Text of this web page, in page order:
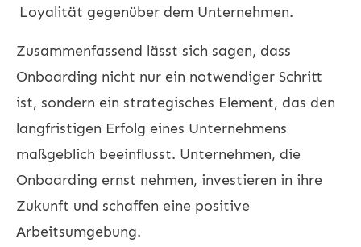
Loyalität gegenüber dem Unternehmen.
Zusammenfassend lässt sich sagen, dass
Onboarding nicht nur ein notwendiger Schritt
ist, sondern ein strategisches Element, das den
langfristigen Erfolg eines Unternehmens
maßgeblich beeinflusst. Unternehmen, die
Onboarding ernst nehmen, investieren in ihre
Zukunft und schaffen eine positive
Arbeitsumgebung.